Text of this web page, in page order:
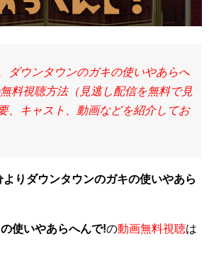
ダウンタウンのガキの使いやあらへ
料視聴方法（見逃し配信を無料で見
、キャスト、動画などを紹介してお
りダウンタウンのガキの使いやあら
使いやあらへんで!の動画無料視聴は